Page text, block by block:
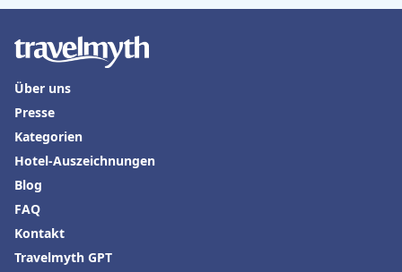
Hotels in Cochem
Hotels in Karibische Inseln
Hotels in Boppard
Über uns
Presse
Kategorien
Hotel-Auszeichnungen
Blog
FAQ
Kontakt
Travelmyth GPT